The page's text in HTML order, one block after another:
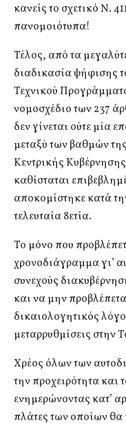
κανείς το σχετικό Ν.
πανομοιότυπα!
Τέλος, από τα
διαδικασία ψήφισης
Τεχνικού
νομοσχέδιο των 237
δεν γίνεται ούτε μία
μεταξύ των βαθμών
Κεντρικής
καθίσταται
αποκομίστηκε κατά
τελευταία 8ετία.
Το μόνο που
χρονοδιάγραμμα γι’
συνεχούς
και να μην
δικαιολογητικός
μεταρρυθμίσεις στην
Χρέος όλων των
την προχειρότητα και
ενημερώνοντας κατ’
πλάτες των οποίων